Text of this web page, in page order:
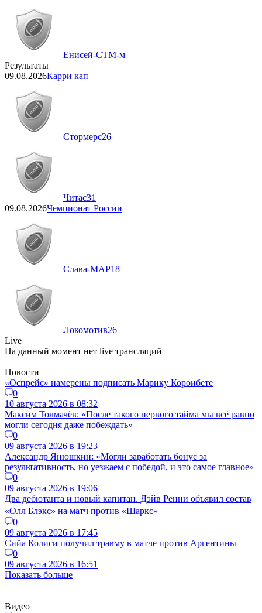
Енисей-СТМ-м
Результаты
09.08.2026Карри кап
Стормерс26
Читас31
09.08.2026Чемпионат России
Слава-МАР18
Локомотив26
Live
На данный момент нет live трансляций
Новости
«Оспрейс» намерены подписать Марику Короибете
0
10 августа 2026 в 08:32
Максим Толмачёв: «После такого первого тайма мы всё равно
могли сегодня даже побеждать»
0
09 августа 2026 в 19:23
Александр Янюшкин: «Могли заработать бонус за
результативность, но уезжаем с победой, и это самое главное»
0
09 августа 2026 в 19:06
Два дебютанта и новый капитан. Дэйв Ренни объявил состав
«Олл Блэкс» на матч против «Шаркс»
0
09 августа 2026 в 17:45
Сийа Колиси получил травму в матче против Аргентины
0
09 августа 2026 в 16:51
Показать больше
Видео